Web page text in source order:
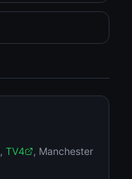
, TV4 , Manchester